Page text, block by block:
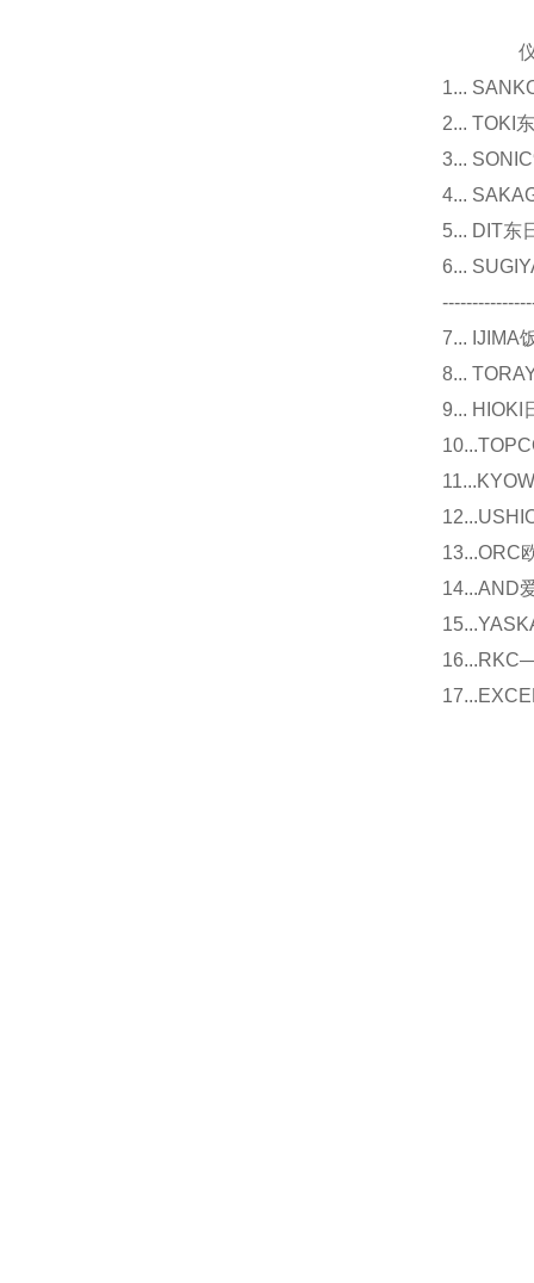
仪器
1...
2... TOKI
3...
4...
5... DIT东
6...
7... IJIMA
8...
9... HIOKI
13...ORC
14...AND